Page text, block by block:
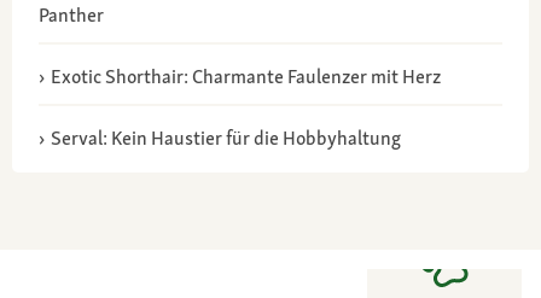
Panther
Exotic Shorthair: Charmante Faulenzer mit Herz
Serval: Kein Haustier für die Hobbyhaltung